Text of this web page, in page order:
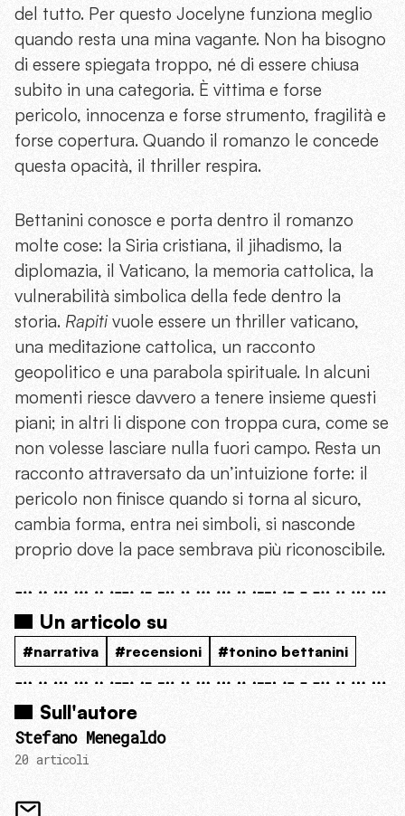
del tutto. Per questo Jocelyne funziona meglio
quando resta una mina vagante. Non ha bisogno
di essere spiegata troppo, né di essere chiusa
subito in una categoria. È vittima e forse
pericolo, innocenza e forse strumento, fragilità e
forse copertura. Quando il romanzo le concede
questa opacità, il thriller respira.
Bettanini conosce e porta dentro il romanzo
molte cose: la Siria cristiana, il jihadismo, la
diplomazia, il Vaticano, la memoria cattolica, la
vulnerabilità simbolica della fede dentro la
storia. Rapitivuole essere un thriller vaticano,
una meditazione cattolica, un racconto
geopolitico e una parabola spirituale. In alcuni
momenti riesce davvero a tenere insieme questi
piani; in altri li dispone con troppa cura, come se
non volesse lasciare nulla fuori campo. Resta un
racconto attraversato da un’intuizione forte: il
pericolo non finisce quando si torna al sicuro,
cambia forma, entra nei simboli, si nasconde
proprio dove la pace sembrava più riconoscibile.
Un articolo su
#narrativa #recensioni #tonino bettanini
Sull'autore
Stefano Menegaldo
20 articoli